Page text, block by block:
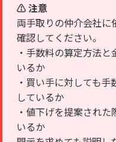
⚠️ 注意
両手取りの仲介会社に
確認してください。
・手数料の算定方法
いるか
・買い手に対しても
しているか
・値下げを提案され
いるか